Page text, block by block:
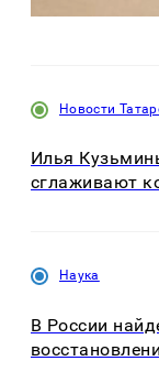
Новости
Илья
сглаживают
Наука
В России